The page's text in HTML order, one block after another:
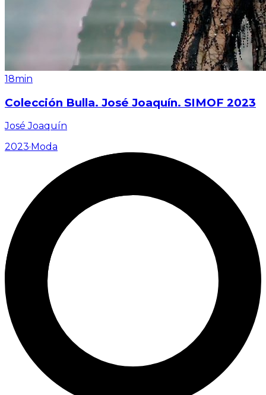
18min
Colección Bulla. José Joaquín. SIMOF 2023
José Joaquín
2023· Moda